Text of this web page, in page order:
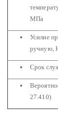
МПа
Усилие
ручную,
Срок
27.410)